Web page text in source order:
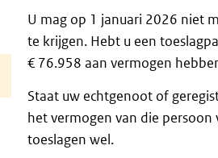
U mag op 1 januari 2026 niet
te krijgen. Hebt u een
€ 76.958 aan vermogen
Staat uw echtgenoot of
het vermogen van die
toeslagen wel.